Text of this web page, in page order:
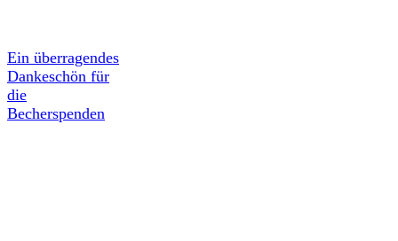
Ein überragendes
Dankeschön für
die
Becherspenden